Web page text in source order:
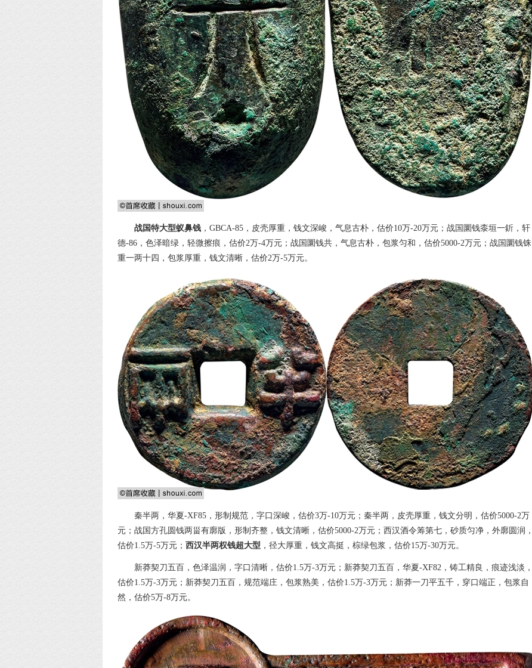
战国特大型蚁鼻钱 ，GBCA-85，皮壳厚重，钱文深峻，气息古朴，估价10万-20万元；战国圜钱桼垣一釿，轩
德-86，色泽暗绿，轻微擦痕，估价2万-4万元；战国圜钱共，气息古朴，包浆匀和，估价5000-2万元；战国圜钱铢
重一两十四，包浆厚重，钱文清晰，估价2万-5万元。
秦半两，华夏-XF85，形制规范，字口深峻，估价3万-10万元；秦半两，皮壳厚重，钱文分明，估价5000-2万
元；战国方孔圆钱两甾有廓版，形制齐整，钱文清晰，估价5000-2万元；西汉酒令筹第七，砂质匀净，外廓圆润，
估价1.5万-5万元； 西汉半两权钱超大型 ，径大厚重，钱文高挺，棕绿包浆，估价15万-30万元。
新莽契刀五百，色泽温润，字口清晰，估价1.5万-3万元；新莽契刀五百，华夏-XF82，铸工精良，痕迹浅淡，
估价1.5万-3万元；新莽契刀五百，规范端庄，包浆熟美，估价1.5万-3万元；新莽一刀平五千，穿口端正，包浆自
然，估价5万-8万元。